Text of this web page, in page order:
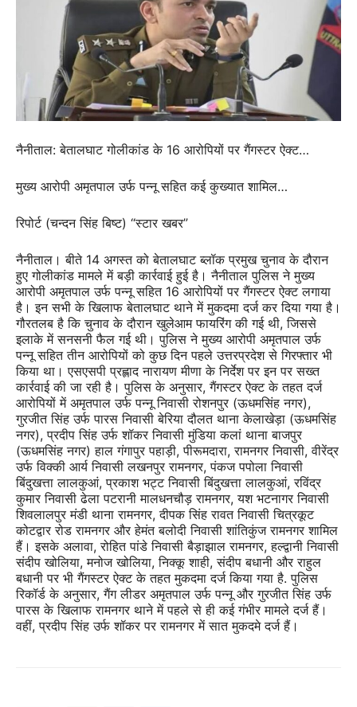
नैनीताल: बेतालघाट गोलीकांड के 16 आरोपियों पर गैंगस्टर ऐक्ट…
मुख्य आरोपी अमृतपाल उर्फ पन्नू सहित कई कुख्यात शामिल…
रिपोर्ट (चन्दन सिंह बिष्ट) “स्टार खबर”
नैनीताल। बीते 14 अगस्त को बेतालघाट ब्लॉक प्रमुख चुनाव के दौरान
हुए गोलीकांड मामले में बड़ी कार्रवाई हुई है। नैनीताल पुलिस ने मुख्य
आरोपी अमृतपाल उर्फ पन्नू सहित 16 आरोपियों पर गैंगस्टर ऐक्ट लगाया
है। इन सभी के खिलाफ बेतालघाट थाने में मुकदमा दर्ज कर दिया गया है।
गौरतलब है कि चुनाव के दौरान खुलेआम फायरिंग की गई थी, जिससे
इलाके में सनसनी फैल गई थी। पुलिस ने मुख्य आरोपी अमृतपाल उर्फ
पन्नू सहित तीन आरोपियों को कुछ दिन पहले उत्तरप्रदेश से गिरफ्तार भी
किया था। एसएसपी प्रह्लाद नारायण मीणा के निर्देश पर इन पर सख्त
कार्रवाई की जा रही है। पुलिस के अनुसार, गैंगस्टर ऐक्ट के तहत दर्ज
आरोपियों में अमृतपाल उर्फ पन्नू निवासी रोशनपुर (ऊधमसिंह नगर),
गुरजीत सिंह उर्फ पारस निवासी बेरिया दौलत थाना केलाखेड़ा (ऊधमसिंह
नगर), प्रदीप सिंह उर्फ शॉकर निवासी मुंडिया कलां थाना बाजपुर
(ऊधमसिंह नगर) हाल गंगापुर पहाड़ी, पीरूमदारा, रामनगर निवासी, वीरेंद्र
उर्फ विक्की आर्य निवासी लखनपुर रामनगर, पंकज पपोला निवासी
बिंदुखत्ता लालकुआं, प्रकाश भट्ट निवासी बिंदुखत्ता लालकुआं, रविंद्र
कुमार निवासी ढेला पटरानी मालधनचौड़ रामनगर, यश भटनागर निवासी
शिवलालपुर मंडी थाना रामनगर, दीपक सिंह रावत निवासी चित्रकूट
कोटद्वार रोड रामनगर और हेमंत बलोदी निवासी शांतिकुंज रामनगर शामिल
हैं। इसके अलावा, रोहित पांडे निवासी बैड़ाझाल रामनगर, हल्द्वानी निवासी
संदीप खोलिया, मनोज खोलिया, निक्कू शाही, संदीप बधानी और राहुल
बधानी पर भी गैंगस्टर ऐक्ट के तहत मुकदमा दर्ज किया गया है. पुलिस
रिकॉर्ड के अनुसार, गैंग लीडर अमृतपाल उर्फ पन्नू और गुरजीत सिंह उर्फ
पारस के खिलाफ रामनगर थाने में पहले से ही कई गंभीर मामले दर्ज हैं।
वहीं, प्रदीप सिंह उर्फ शॉकर पर रामनगर में सात मुकदमे दर्ज हैं।